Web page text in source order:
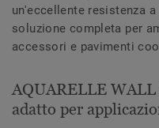
un'eccellente resistenza
soluzione completa per
accessori e pavimenti
AQUARELLE
adatto per